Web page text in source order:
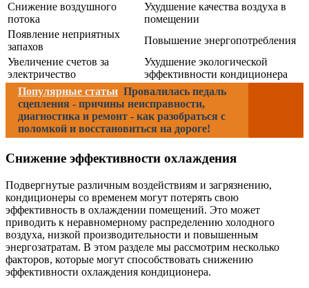
Снижение воздушного
потока
Ухудшение качества воздуха в
помещении
Появление неприятных
запахов
Повышение энергопотребления
Увеличение счетов за
электричество
Ухудшение экологической
эффективности кондиционера
Популярные статьи Провалилась педаль
сцепления - причины неисправности,
диагностика и ремонт - как разобраться с
поломкой и восстановиться на дороге!
Снижение эффективности охлаждения
Подвергнутые различным воздействиям и загрязнению,
кондиционеры со временем могут потерять свою
эффективность в охлаждении помещений. Это может
приводить к неравномерному распределению холодного
воздуха, низкой производительности и повышенным
энергозатратам. В этом разделе мы рассмотрим несколько
факторов, которые могут способствовать снижению
эффективности охлаждения кондиционера.